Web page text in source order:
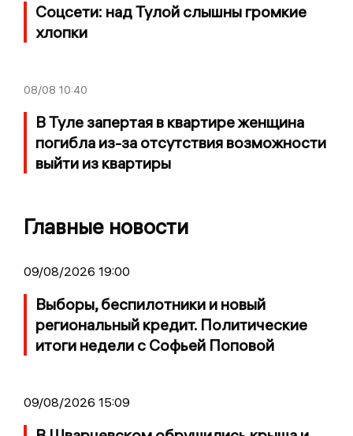
Соцсети: над Тулой слышны громкие
хлопки
08/08 10:40
В Туле запертая в квартире женщина
погибла из-за отсутствия возможности
выйти из квартиры
Главные новости
09/08/2026 19:00
Выборы, беспилотники и новый
региональный кредит. Политические
итоги недели с Софьей Поповой
09/08/2026 15:09